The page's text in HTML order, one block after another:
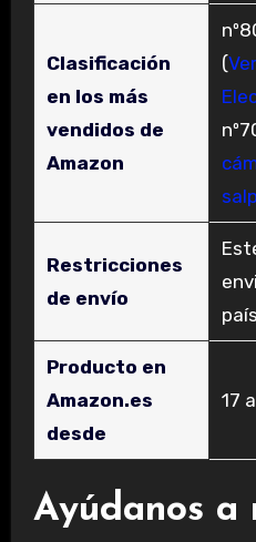
Clasificación
en los más
vendidos de
Amazon
(
Restricciones
de envío
Producto en
Amazon.es
desde
17
Ayúdanos a